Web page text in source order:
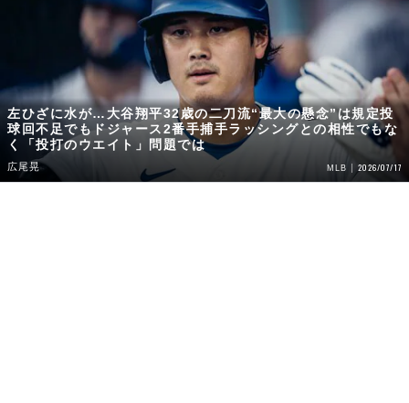
左ひざに水が…大谷翔平32歳の二刀流“最大の懸念”は規定投
球回不足でもドジャース2番手捕手ラッシングとの相性でもな
く「投打のウエイト」問題では
広尾晃 MLB 2026/07/17